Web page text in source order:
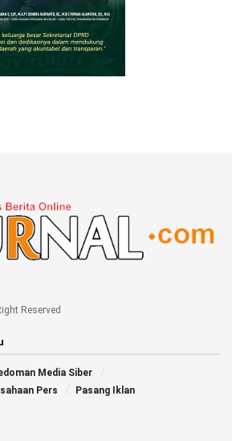
Reserved
Media Siber
Pers
Pasang Iklan